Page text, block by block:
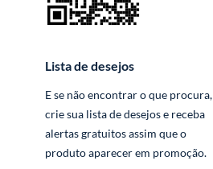
Lista de desejos
E se não encontrar o que procura,
crie sua lista de desejos e receba
alertas gratuitos assim que o
produto aparecer em promoção.